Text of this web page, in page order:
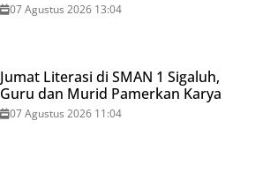
07 Agustus 2026 13:04
Jumat Literasi di SMAN 1 Sigaluh,
Guru dan Murid Pamerkan Karya
07 Agustus 2026 11:04